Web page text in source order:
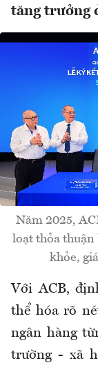
tăng trưởng
Năm 2025,
loạt thỏa thuận
khỏe,
Với ACB,
thể hóa rõ
ngân hàng
trường - xã